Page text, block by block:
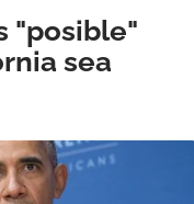
"posible"
sea